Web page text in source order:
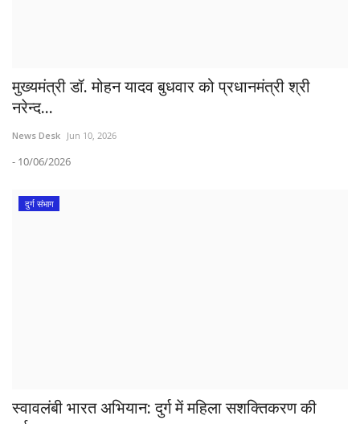
मुख्यमंत्री डॉ. मोहन यादव बुधवार को प्रधानमंत्री श्री
नरेन्द...
News Desk Jun 10, 2026
- 10/06/2026
दुर्ग संभाग
स्वावलंबी भारत अभियान: दुर्ग में महिला सशक्तिकरण की